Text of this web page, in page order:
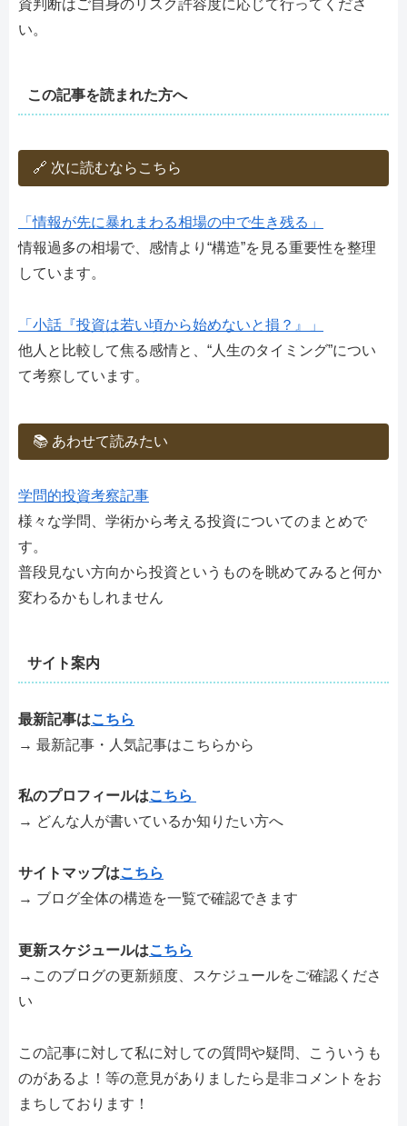
資判断はご自身のリスク許容度に応じて行ってくださ
い。
この記事を読まれた方へ
🔗 次に読むならこちら
「情報が先に暴れまわる相場の中で生き残る」
情報過多の相場で、感情より“構造”を見る重要性を整理
しています。
「小話『投資は若い頃から始めないと損？』」
他人と比較して焦る感情と、“人生のタイミング”につい
て考察しています。
📚 あわせて読みたい
学問的投資考察記事
様々な学問、学術から考える投資についてのまとめで
す。
普段見ない方向から投資というものを眺めてみると何か
変わるかもしれません
サイト案内
最新記事はこちら
→ 最新記事・人気記事はこちらから
私のプロフィールはこちら
→ どんな人が書いているか知りたい方へ
サイトマップはこちら
→ ブログ全体の構造を一覧で確認できます
更新スケジュールはこちら
→このブログの更新頻度、スケジュールをご確認くださ
い
この記事に対して私に対しての質問や疑問、こういうも
のがあるよ！等の意見がありましたら是非コメントをお
まちしております！